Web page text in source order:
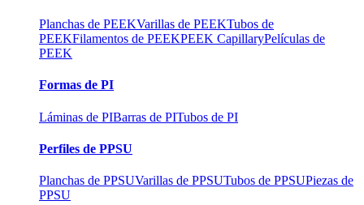
Planchas de PEEKVarillas de PEEKTubos de
PEEKFilamentos de PEEKPEEK CapillaryPelículas de
PEEK
Formas de PI
Láminas de PIBarras de PITubos de PI
Perfiles de PPSU
Planchas de PPSUVarillas de PPSUTubos de PPSUPiezas de
PPSU